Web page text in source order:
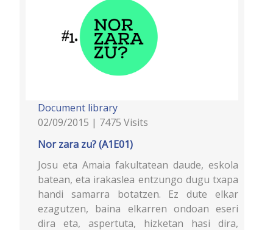
Document library
02/09/2015 | 7475 Visits
Nor zara zu? (A1E01)
Josu eta Amaia fakultatean daude, eskola
batean, eta irakaslea entzungo dugu txapa
handi samarra botatzen. Ez dute elkar
ezagutzen, baina elkarren ondoan eseri
dira eta, aspertuta, hizketan hasi dira,